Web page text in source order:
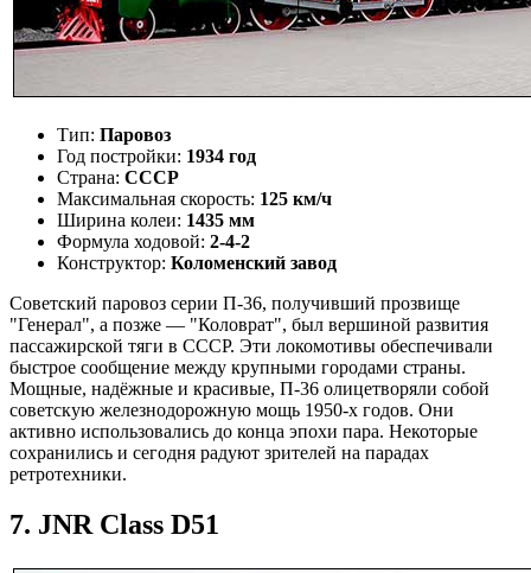
Тип: Паровоз
Год постройки: 1934 год
Страна: СССР
Максимальная скорость: 125 км/ч
Ширина колеи: 1435 мм
Формула ходовой: 2-4-2
Конструктор: Коломенский завод
Советский паровоз серии П-36, получивший прозвище
"Генерал", а позже — "Коловрат", был вершиной развития
пассажирской тяги в СССР. Эти локомотивы обеспечивали
быстрое сообщение между крупными городами страны.
Мощные, надёжные и красивые, П-36 олицетворяли собой
советскую железнодорожную мощь 1950-х годов. Они
активно использовались до конца эпохи пара. Некоторые
сохранились и сегодня радуют зрителей на парадах
ретротехники.
7. JNR Class D51